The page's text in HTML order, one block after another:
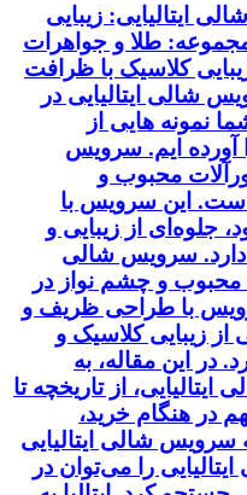
ایتالیایی: زیبایی
طلا و جواهرات
کلاسیک با ظرافت
شالی ایتالیایی در
نمونه هایی از
ایم. سرویس
محبوب و
این سرویس با
از زیبایی و
سرویس شالی
محبوب و چشم نواز در
با طراحی ظریف و
زیبایی کلاسیک و
این مقاله، به
از تاریخچه تا
در هنگام خرید،
شالی ایتالیایی
را می‌توان در